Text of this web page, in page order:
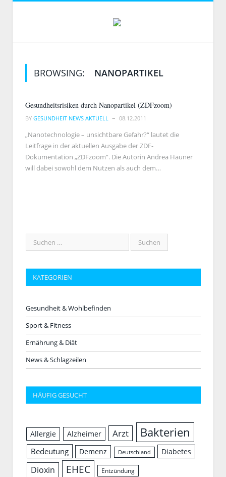
BROWSING: NANOPARTIKEL
Gesundheitsrisiken durch Nanopartikel (ZDFzoom)
BY GESUNDHEIT NEWS AKTUELL 08.12.2011
„Nanotechnologie – unsichtbare Gefahr?“ lautet die
Leitfrage in der aktuellen Ausgabe der ZDF-
Dokumentation „ZDFzoom“. Die Autorin Andrea Hauner
will dabei sowohl dem Nutzen als auch dem…
KATEGORIEN
Gesundheit & Wohlbefinden
Sport & Fitness
Ernährung & Diät
News & Schlagzeilen
HÄUFIG GESUCHT
Allergie Alzheimer Arzt Bakterien
Bedeutung Demenz Deutschland Diabetes
Dioxin EHEC Entzündung